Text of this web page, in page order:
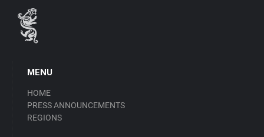
MENU
HOME
PRESS ANNOUNCEMENTS
REGIONS